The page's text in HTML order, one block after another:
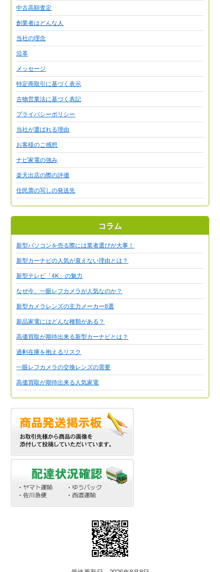
中古高額査定
創業者はどんな人
当社の理念
沿革
メッセージ
特定商取引に基づく表示
古物営業法に基づく表記
プライバシーポリシー
当社が選ばれる理由
お客様のご感想
ナビ家電の強み
楽天出店の際の評価
住民票の写しの発送先
コラム
新型パソコンを売る際には業者選びが大事！
新型カーナビの人気が衰えない理由とは？
新型テレビ「4K」の魅力
なぜ今、一眼レフカメラが人気なのか？
新型カメラレンズの主力メーカー8選
新品家電にはどんな種類がある？
高価買取が期待出来る新型カーナビとは？
過剰在庫を抱えるリスク
一眼レフカメラの交換レンズの需要
高価買取が期待出来る人気家電